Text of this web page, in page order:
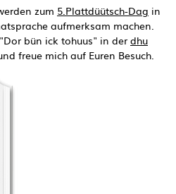
zum 5.Plattdüütsch-Dag in
aufmerksam machen.
bün ick tohuus" in der dhu
freue mich auf Euren Besuch.